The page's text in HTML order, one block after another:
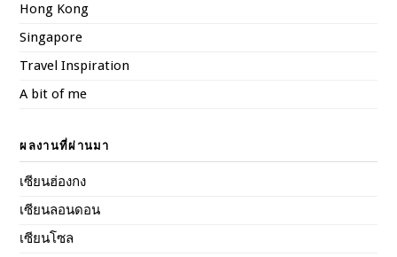
Hong Kong
Singapore
Travel Inspiration
A bit of me
ผลงานที่ผ่านมา
เซียนฮ่องกง
เซียนลอนดอน
เซียนโซล